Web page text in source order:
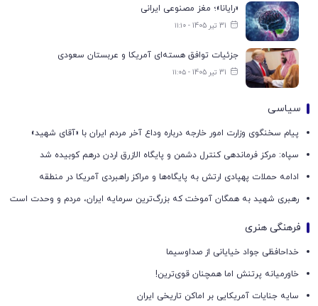
«رایانا»؛ مغز مصنوعی ایرانی
31 تیر 1405 - ۱۱:۱۰
جزئیات توافق هسته‌ای آمریکا و عربستان سعودی
31 تیر 1405 - ۱۱:۰۵
سیاسی
پیام سخنگوی وزارت امور خارجه درباره وداع آخر مردم ایران با «آقای شهید»
سپاه: مرکز فرماندهی کنترل دشمن و پایگاه الازرق اردن درهم کوبیده شد
ادامه حملات پهپادی ارتش به پایگاه‌ها و مراکز راهبردی آمریکا در منطقه
رهبری شهید به همگان آموخت که بزرگ‌ترین سرمایه ایران، مردم و وحدت است
فرهنگی هنری
خداحافظی جواد خیایانی از صداوسیما
خاورمیانه پرتنش اما همچنان قوی‌ترین!
سایه جنایات آمریکایی بر اماکن تاریخی ایران